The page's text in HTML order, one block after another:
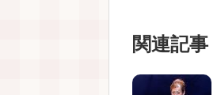
関連記事